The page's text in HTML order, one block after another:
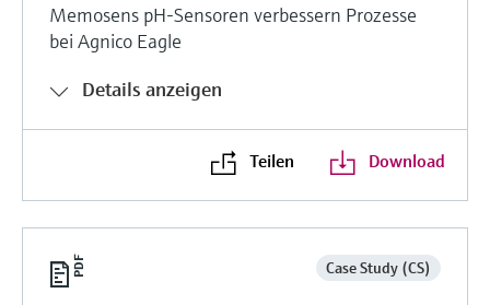
Memosens pH-Sensoren verbessern Prozesse
bei Agnico Eagle
Details anzeigen
Teilen Download
Case Study (CS)